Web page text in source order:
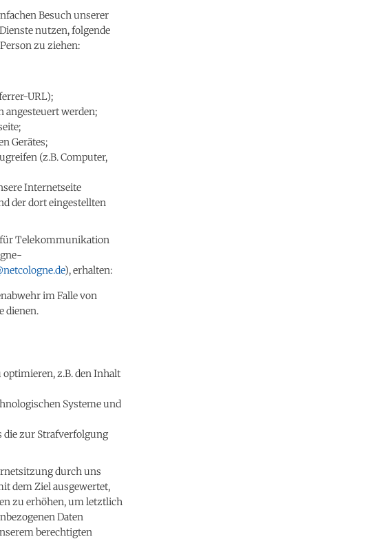
Besuch unserer
nutzen, folgende
zu ziehen:
URL);
angesteuert werden;
Gerätes;
(z.B. Computer,
Internetseite
der dort eingestellten
für Telekommunikation
), erhalten:
im Falle von
dienen.
z.B. den Inhalt
Systeme und
die zur Strafverfolgung
durch uns
dem Ziel ausgewertet,
zu erhöhen, um letztlich
Daten
berechtigten